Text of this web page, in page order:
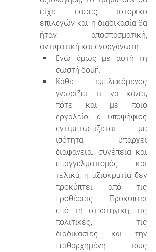
είχε σαφές ιστορικό
επιλογών και η διαδικασία θα
ήταν αποσπασματική,
αντιφατική και ανοργάνωτη.
Ενώ όμως με αυτή τη
σωστή δομή:
Κάθε εμπλεκόμενος
γνωρίζει τι να κάνει,
πότε και με ποιο
εργαλείο, ο υποψήφιος
αντιμετωπίζεται με
ισότητα, υπάρχει
διαφάνεια, συνέπεια και
επαγγελματισμός και
τελικά, η αξιοκρατία δεν
προκύπτει από τις
προθέσεις. Προκύπτει
από τη στρατηγική, τις
πολιτικές, τις
διαδικασίες και την
πειθαρχημένη τους